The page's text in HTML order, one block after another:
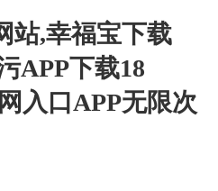
站,幸福宝下载
APP下载18
入口APP无限次